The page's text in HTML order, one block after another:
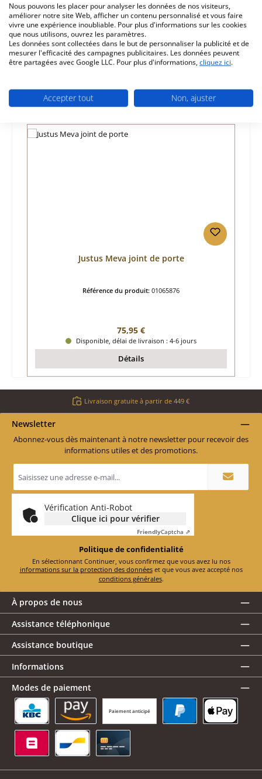
Caractéristiques
Informations sur la sécurité du produit
Justus Meva joint de porte
Référence du produit: 01065876
Prix régulier :
75,95 €
Disponible, délai de livraison : 4-6 jours
Détails
Livraison gratuite à partir de 449 €
Newsletter
Abonnez-vous dès maintenant à notre newsletter pour recevoir des
informations utiles et des promotions.
e-
mail
*
Vérification Anti-Robot
Clique ici pour vérifier
FriendlyCaptcha ⇗
Politique de confidentialité
En sélectionnant Continuer, vous confirmez que vous avez lu nos
informations sur la protection des données
et que vous avez accepté nos
conditions générales.
À propos de nous
Assistance téléphonique
Assistance boutique
Informations
Modes de paiement
Paiement anticipé
KBC/CBC Payment Button
Amazon Pay
Nous pouvons les placer pour analyser les données de nos visiteurs,
améliorer notre site Web, afficher un contenu personnalisé et vous faire
vivre une expérience inoubliable. Pour plus d'informations sur les cookies
que nous utilisons, ouvrez les paramètres.
Les données sont collectées dans le but de personnaliser la publicité et de
mesurer l'efficacité des campagnes publicitaires. Les données peuvent
être partagées avec Google LLC. Pour plus d'informations, cliquez ici.
Accepter tout Non, ajuster